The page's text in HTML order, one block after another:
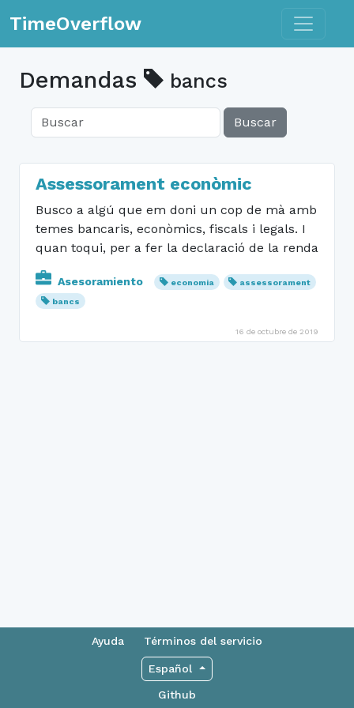
TimeOverflow Toggle
Demandas bancs
Buscar
Assessorament econòmic
Busco a algú que em doni un cop de mà amb
temes bancaris, econòmics, fiscals i legals. I
quan toqui, per a fer la declaració de la renda
Asesoramiento economia
assessorament
bancs
16 de octubre de 2019
Ayuda Términos del servicio
Español
Github